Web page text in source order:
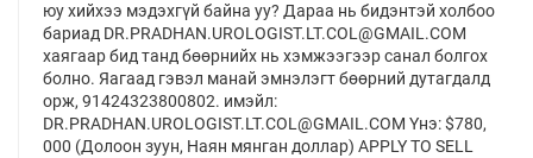
юу хийхээ мэдэхгүй байна уу? Дараа нь бидэнтэй холбоо
бариад DR.PRADHAN.UROLOGIST.LT.COL@GMAIL.COM
хаягаар бид танд бөөрнийх нь хэмжээгээр санал болгох
болно. Яагаад гэвэл манай эмнэлэгт бөөрний дутагдалд
орж, 91424323800802. имэйл:
DR.PRADHAN.UROLOGIST.LT.COL@GMAIL.COM Yнэ: $780,
000 (Долоон зуун, Наян мянган доллар) APPLY TO SELL